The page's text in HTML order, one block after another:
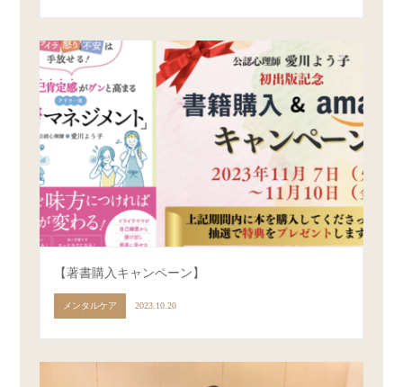
【著書購入キャンペーン】
メンタルケア 2023.10.20